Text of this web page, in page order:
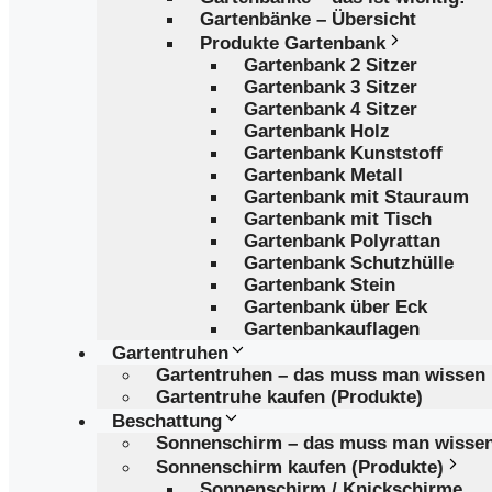
Gartenbänke – Übersicht
Produkte Gartenbank
Gartenbank 2 Sitzer
Gartenbank 3 Sitzer
Gartenbank 4 Sitzer
Gartenbank Holz
Gartenbank Kunststoff
Gartenbank Metall
Gartenbank mit Stauraum
Gartenbank mit Tisch
Gartenbank Polyrattan
Gartenbank Schutzhülle
Gartenbank Stein
Gartenbank über Eck
Gartenbankauflagen
Gartentruhen
Gartentruhen – das muss man wissen
Gartentruhe kaufen (Produkte)
Beschattung
Sonnenschirm – das muss man
Sonnenschirm kaufen (Produkte)